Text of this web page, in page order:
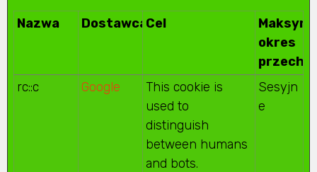
Nazwa DostawcaCel
okres
rc::c
Google
This cookie is
used to
distinguish
between humans
and bots.
Sesyjn
e